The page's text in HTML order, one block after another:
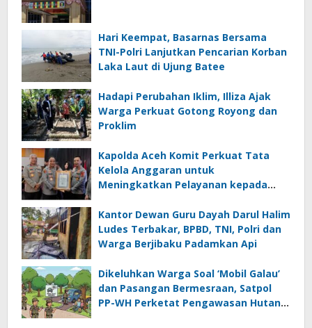
Hari Keempat, Basarnas Bersama
TNI-Polri Lanjutkan Pencarian Korban
Laka Laut di Ujung Batee
Hadapi Perubahan Iklim, Illiza Ajak
Warga Perkuat Gotong Royong dan
Proklim
Kapolda Aceh Komit Perkuat Tata
Kelola Anggaran untuk
Meningkatkan Pelayanan kepada
Kantor Dewan Guru Dayah Darul Halim
Ludes Terbakar, BPBD, TNI, Polri dan
Warga Berjibaku Padamkan Api
Dikeluhkan Warga Soal ‘Mobil Galau’
dan Pasangan Bermesraan, Satpol
PP-WH Perketat Pengawasan Hutan